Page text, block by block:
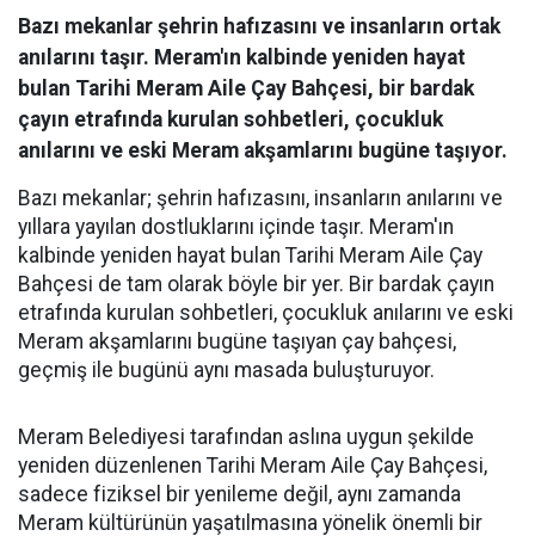
Bazı mekanlar şehrin hafızasını ve insanların ortak
anılarını taşır. Meram'ın kalbinde yeniden hayat
bulan Tarihi Meram Aile Çay Bahçesi, bir bardak
çayın etrafında kurulan sohbetleri, çocukluk
anılarını ve eski Meram akşamlarını bugüne taşıyor.
Bazı mekanlar; şehrin hafızasını, insanların anılarını ve
yıllara yayılan dostluklarını içinde taşır. Meram'ın
kalbinde yeniden hayat bulan Tarihi Meram Aile Çay
Bahçesi de tam olarak böyle bir yer. Bir bardak çayın
etrafında kurulan sohbetleri, çocukluk anılarını ve eski
Meram akşamlarını bugüne taşıyan çay bahçesi,
geçmiş ile bugünü aynı masada buluşturuyor.
Meram Belediyesi tarafından aslına uygun şekilde
yeniden düzenlenen Tarihi Meram Aile Çay Bahçesi,
sadece fiziksel bir yenileme değil, aynı zamanda
Meram kültürünün yaşatılmasına yönelik önemli bir